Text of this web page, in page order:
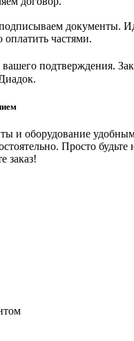
документы.
частями.
вашего подтверждения.
и оборудование
Просто
заказ!